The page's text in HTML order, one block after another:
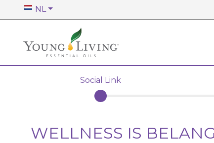
NL
Social Link
WELLNESS IS